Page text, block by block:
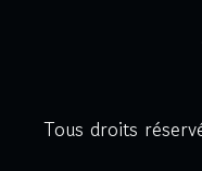
Tous droits